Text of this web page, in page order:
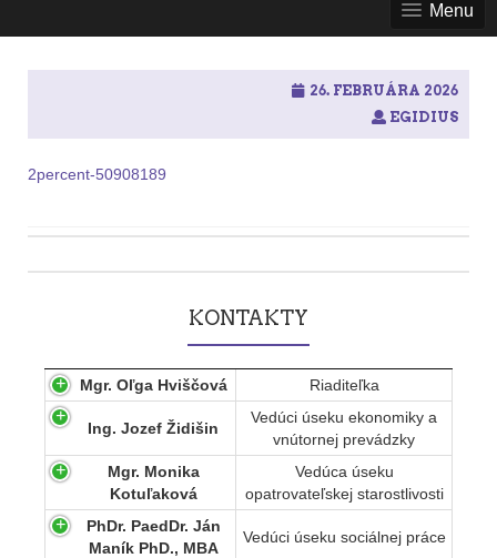
Menu
26. FEBRUÁRA 2026
EGIDIUS
2percent-50908189
navigation
KONTAKTY
Mgr. Oľga Hviščová Riaditeľka
Ing. Jozef Židišin
Vedúci úseku ekonomiky a
vnútornej prevádzky
Mgr. Monika
Kotuľaková
Vedúca úseku
opatrovateľskej starostlivosti
PhDr. PaedDr. Ján
Maník PhD., MBA
Vedúci úseku sociálnej práce